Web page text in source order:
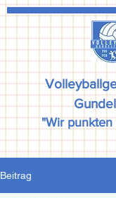
"Wir punkten
Beitrag